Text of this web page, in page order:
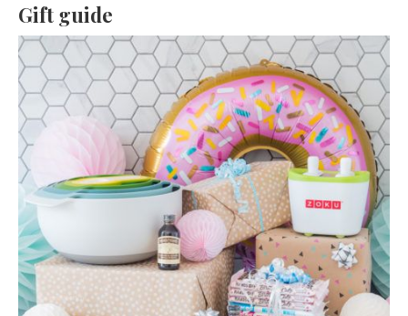
Gift guide